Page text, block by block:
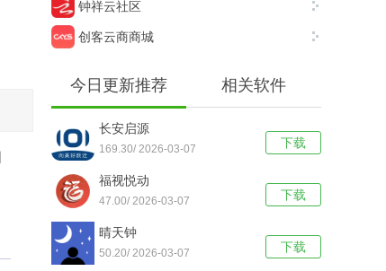
钟祥云社区
创客云商商城
今日更新推荐 相关软件
下载
长安启源
169.30/ 2026-03-07
下载
福视悦动
47.00/ 2026-03-07
下载
晴天钟
50.20/ 2026-03-07